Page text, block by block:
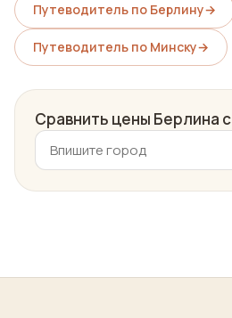
Путеводитель по Берлину→
Путеводитель по Минску→
Сравнить цены Берлина с